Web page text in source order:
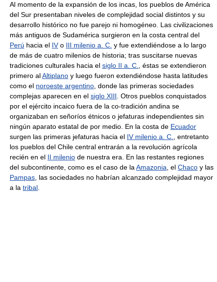
Al momento de la expansión de los incas, los pueblos de América
del Sur presentaban niveles de complejidad social distintos y su
desarrollo histórico no fue parejo ni homogéneo. Las civilizaciones
más antiguos de Sudamérica surgieron en la costa central del
Perú hacia el IVo III milenio a. C. y fue extendiéndose a lo largo
de más de cuatro milenios de historia; tras suscitarse nuevas
tradiciones culturales hacia el siglo II a. C., éstas se extendieron
primero alAltiplano y luego fueron extendiéndose hasta latitudes
como el noroeste argentino, donde las primeras sociedades
complejas aparecen en el siglo XIII. Otros pueblos conquistados
por el ejército incaico fuera de la co-tradición andina se
organizaban en señoríos étnicos o jefaturas independientes sin
ningún aparato estatal de por medio. En la costa de Ecuador
surgen las primeras jefaturas hacia el IV milenio a. C., entretanto
los pueblos del Chile central entrarán a la revolución agrícola
recién en el II milenio de nuestra era. En las restantes regiones
del subcontinente, como es el caso de laAmazonia, el Chaco y las
Pampas, las sociedades no habrían alcanzado complejidad mayor
a la tribal.